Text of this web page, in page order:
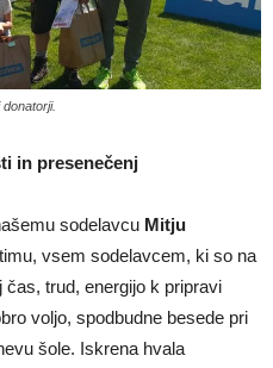
in presenečenj
sodelavcu Mitju
vsem sodelavcem, ki so na
trud, energijo k pripravi
voljo, spodbudne besede pri
šole. Iskrena hvala